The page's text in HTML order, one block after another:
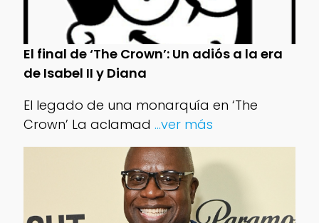
El final de ‘The Crown’: Un adiós a la era
de Isabel II y Diana
El legado de una monarquía en ‘The
Crown’ La aclamad ...ver más